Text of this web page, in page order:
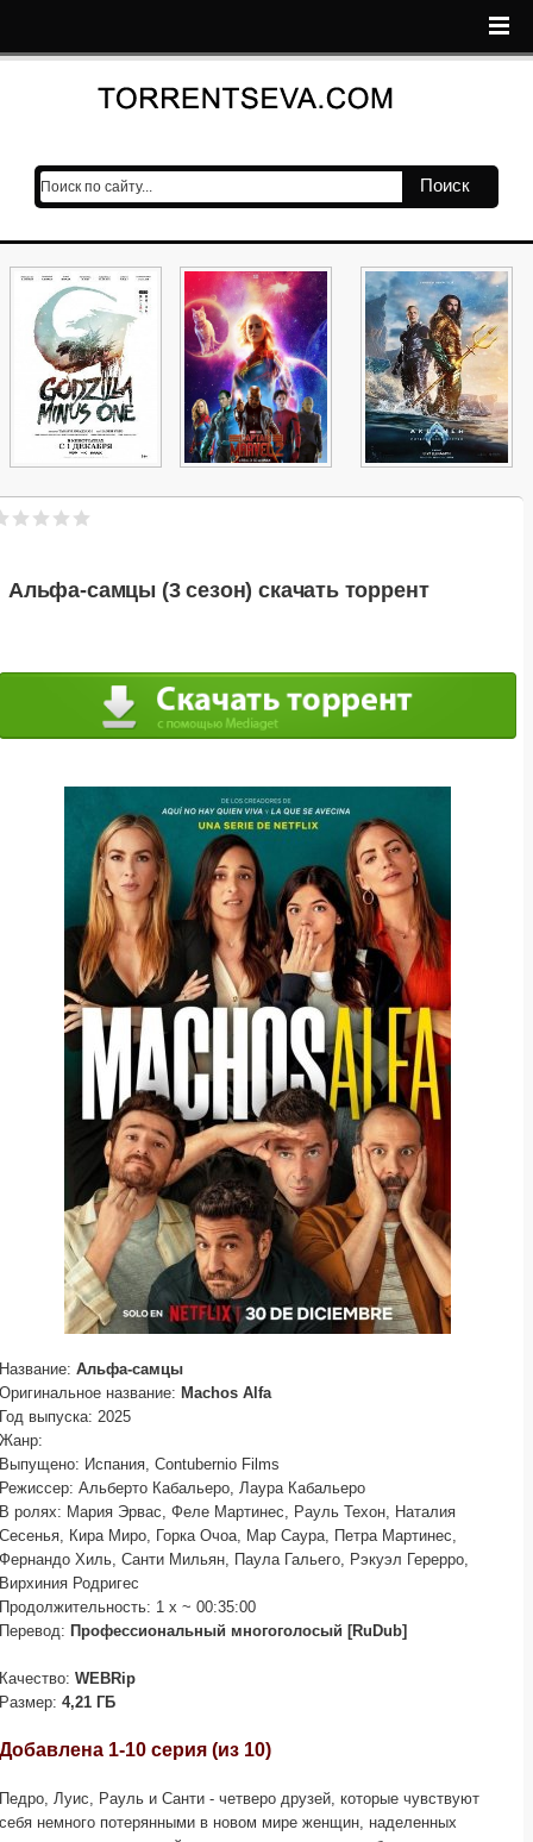
Поиск
Альфа-самцы (3 сезон) скачать торрент
Название: Альфа-самцы
Оригинальное название: Machos Alfa
Год выпуска: 2025
Жанр:
Выпущено: Испания, Contubernio Films
Режиссер: Альберто Кабальеро, Лаура Кабальеро
В ролях: Мария Эрвас, Феле Мартинес, Рауль Техон, Наталия
Сесенья, Кира Миро, Горка Очоа, Мар Саура, Петра Мартинес,
Фернандо Хиль, Санти Мильян, Паула Гальего, Рэкуэл Герерро,
Вирхиния Родригес
Продолжительность: 1 x ~ 00:35:00
Перевод: Профессиональный многоголосый [RuDub]
Качество: WEBRip
Размер: 4,21 ГБ
Добавлена 1-10 серия (из 10)
Педро, Луис, Рауль и Санти - четверо друзей, которые чувствуют
себя немного потерянными в новом мире женщин, наделенных